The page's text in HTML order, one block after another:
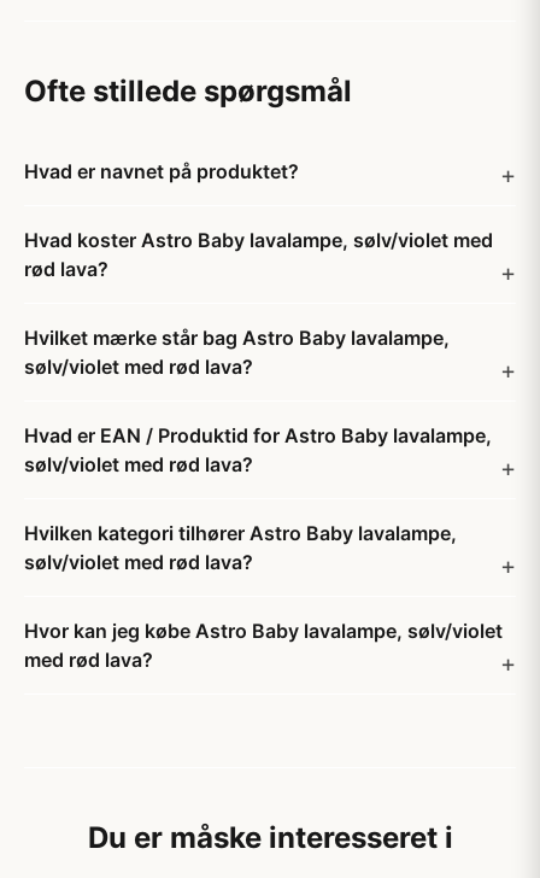
Ofte stillede spørgsmål
Hvad er navnet på produktet?
Hvad koster Astro Baby lavalampe, sølv/violet med
rød lava?
Hvilket mærke står bag Astro Baby lavalampe,
sølv/violet med rød lava?
Hvad er EAN / Produktid for Astro Baby lavalampe,
sølv/violet med rød lava?
Hvilken kategori tilhører Astro Baby lavalampe,
sølv/violet med rød lava?
Hvor kan jeg købe Astro Baby lavalampe, sølv/violet
med rød lava?
Du er måske interesseret i